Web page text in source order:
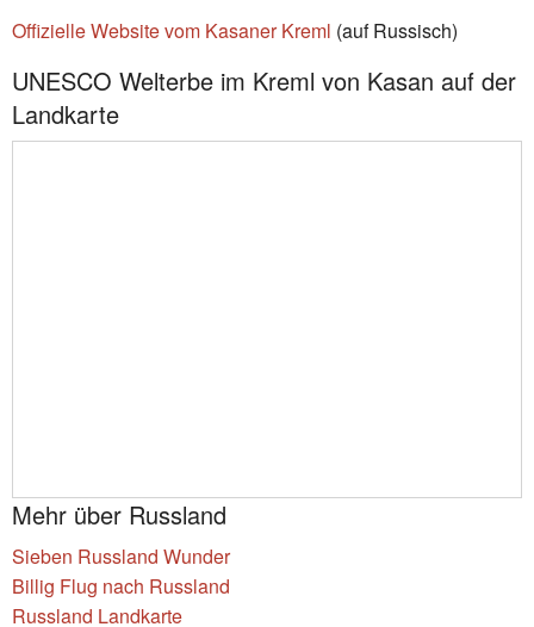
Offizielle Website vom Kasaner Kreml (auf Russisch)
UNESCO Welterbe im Kreml von Kasan auf der
Landkarte
Mehr über Russland
Sieben Russland Wunder
Billig Flug nach Russland
Russland Landkarte